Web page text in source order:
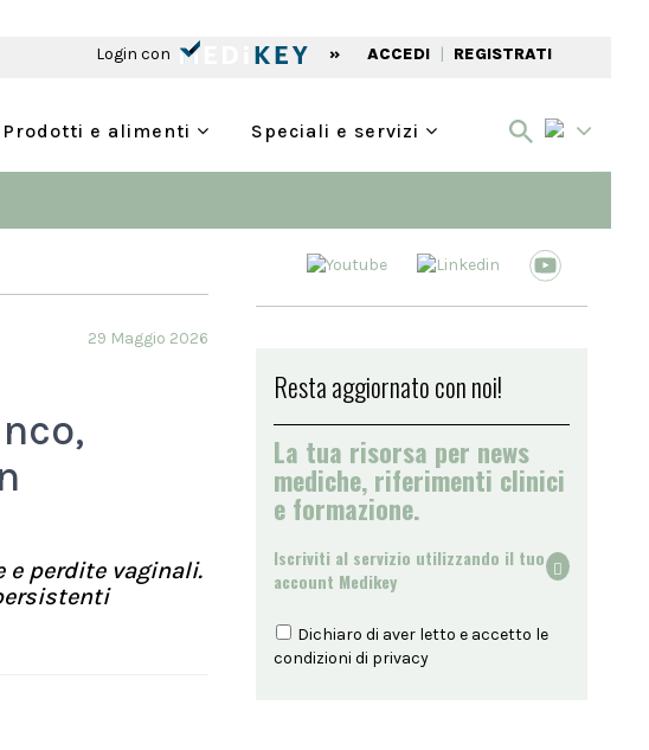
Login con » ACCEDI | REGISTRATI
Prodotti e alimenti Speciali e servizi
29 Maggio 2026
e perdite vaginali.
Resta aggiornato con noi!
La tua risorsa per news
mediche, riferimenti clinici
e formazione.
Iscriviti al servizio utilizzando il tuo
account Medikey
Dichiaro di aver letto e accetto le
condizioni di privacy